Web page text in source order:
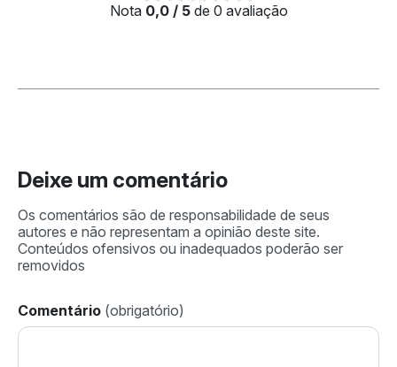
Nota 0,0 / 5de 0 avaliação
Deixe um comentário
Comentário